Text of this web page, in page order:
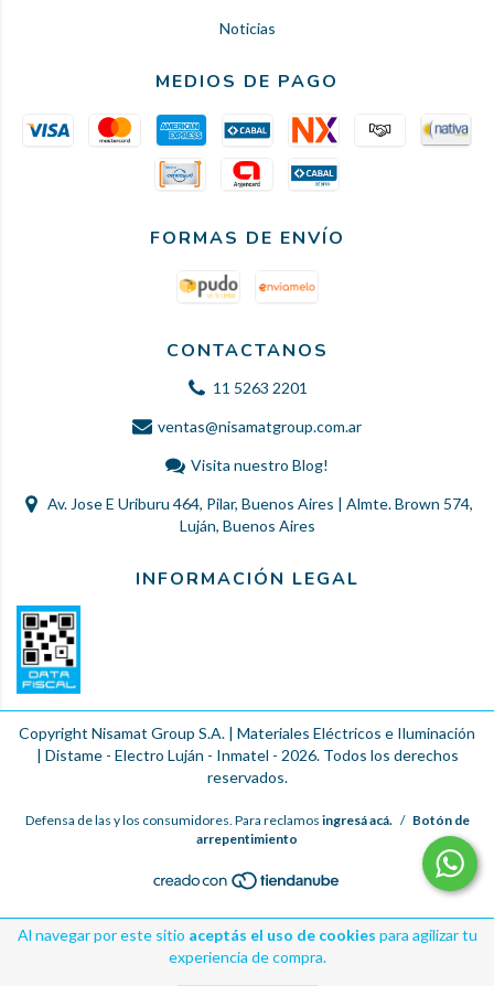
Al navegar por este sitio aceptás el uso de cookies para agilizar tu
experiencia de compra.
Noticias
MEDIOS DE PAGO
FORMAS DE ENVÍO
CONTACTANOS
11 5263 2201
ventas@nisamatgroup.com.ar
Visita nuestro Blog!
Av. Jose E Uriburu 464, Pilar, Buenos Aires | Almte. Brown 574,
Luján, Buenos Aires
INFORMACIÓN LEGAL
Copyright Nisamat Group S.A. | Materiales Eléctricos e Iluminación
| Distame - Electro Luján - Inmatel - 2026. Todos los derechos
reservados.
Defensa de las y los consumidores. Para reclamos ingresá acá. / Botón de
arrepentimiento